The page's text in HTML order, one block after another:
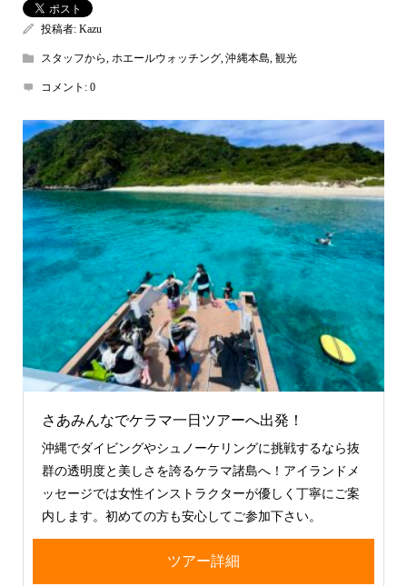
投稿者: Kazu
スタッフから, ホエールウォッチング,沖縄本島, 観光
コメント: 0
さあみんなでケラマ一日ツアーへ出発！
沖縄でダイビングやシュノーケリングに挑戦するなら抜
群の透明度と美しさを誇るケラマ諸島へ！アイランドメ
ッセージでは女性インストラクターが優しく丁寧にご案
内します。初めての方も安心してご参加下さい。
ツアー詳細